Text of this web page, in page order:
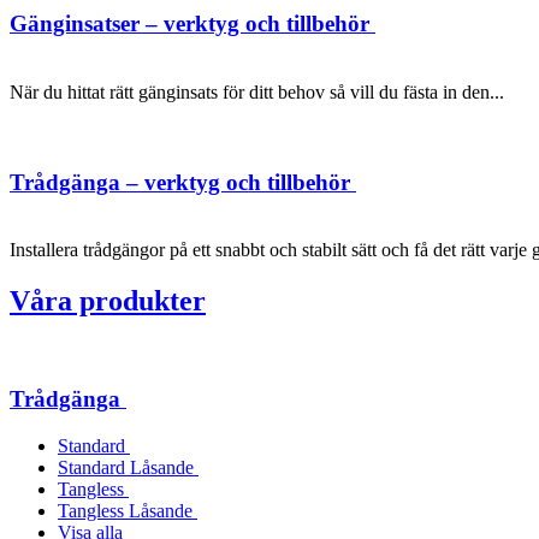
Gänginsatser – verktyg och tillbehör
När du hittat rätt gänginsats för ditt behov så vill du fästa in den...
Trådgänga – verktyg och tillbehör
Installera trådgängor på ett snabbt och stabilt sätt och få det rätt varje
Våra produkter
Trådgänga
Standard
Standard Låsande
Tangless
Tangless Låsande
Visa alla